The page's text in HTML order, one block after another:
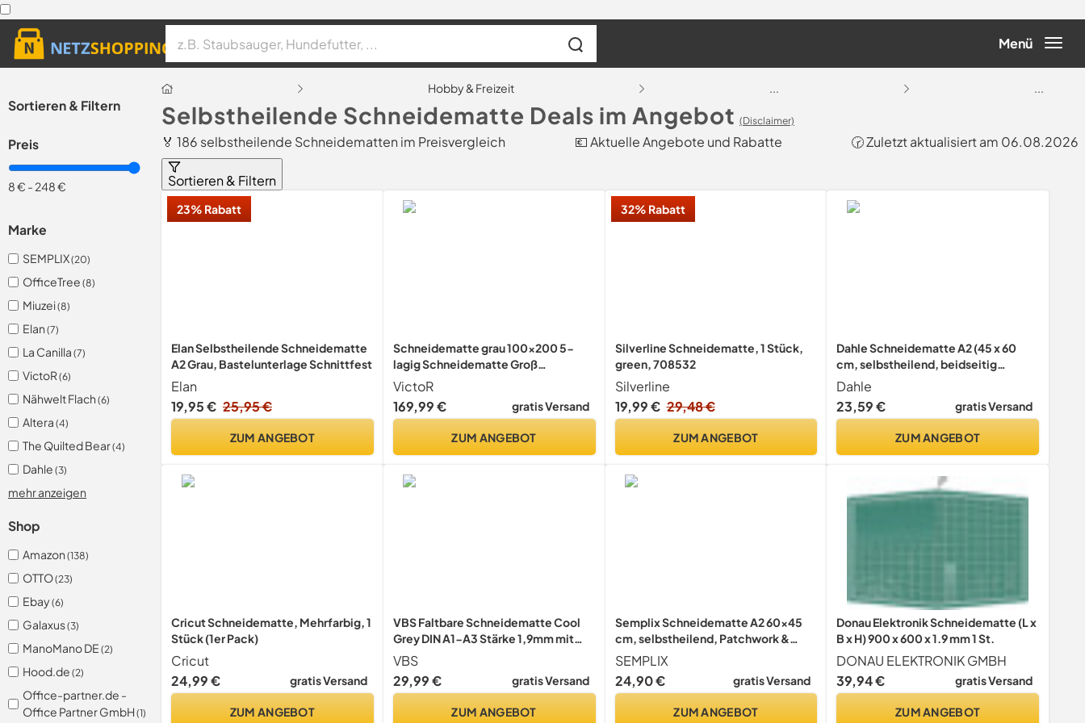
Menü
Sortieren & Filtern
Preis
8 € - 248 €
Marke
SEMPLIX(20)
OfficeTree (8)
Miuzei(8)
Elan (7)
La Canilla (7)
VictoR(6)
Nähwelt Flach (6)
Altera (4)
The Quilted Bear(4)
Dahle (3)
mehr anzeigen
Shop
Amazon (138)
OTTO(23)
Ebay(6)
Galaxus(3)
ManoMano DE (2)
Hood.de (2)
Office-partner.de -
Office Partner GmbH (1)
Hobby & Freizeit ... ...
Selbstheilende Schneidematte Deals im Angebot (Disclaimer)
🏅 186 selbstheilende Schneidematten im Preisvergleich 💶 Aktuelle Angebote und Rabatte 🕝 Zuletzt aktualisiert am 06.08.2026
Sortieren & Filtern
23% Rabatt
Elan Selbstheilende Schneidematte
A2 Grau, Bastelunterlage Schnittfest
Elan
19,95 € 25,95 €
ZUM ANGEBOT
Schneidematte grau 100x200 5-
lagig Schneidematte Groß
selbstheilend - Bastelunterlage -
Schneideunterlage - professionelle
Schnittmatte -
Schreibtisch Nähen
VictoR
169,99 €
gratis Versand
ZUM ANGEBOT
32% Rabatt
Silverline Schneidematte, 1 Stück,
green, 708532
Silverline
19,99 € 29,48 €
ZUM ANGEBOT
Dahle Schneidematte A2 (45 x 60
cm, selbstheilend, beidseitig
nutzbar, mit Raster) blau
Dahle
23,59 €
gratis Versand
ZUM ANGEBOT
Cricut Schneidematte, Mehrfarbig, 1
Stück (1er Pack)
Cricut
24,99 €
gratis Versand
ZUM ANGEBOT
VBS Faltbare Schneidematte Cool
Grey DIN A1-A3 Stärke 1,9mm mit
einer cm-Skala bedruckt
selbstheilend rutschfest
Bastelmatte schneiden Matte DIN A1
VBS
29,99 €
gratis Versand
ZUM ANGEBOT
Semplix Schneidematte A2 60x45
cm, selbstheilend, Patchwork &
Hobby
SEMPLIX
24,90 €
gratis Versand
ZUM ANGEBOT
Donau Elektronik Schneidematte (L x
B x H) 900 x 600 x 1.9 mm 1 St.
DONAU ELEKTRONIK GMBH
39,94 €
gratis Versand
ZUM ANGEBOT